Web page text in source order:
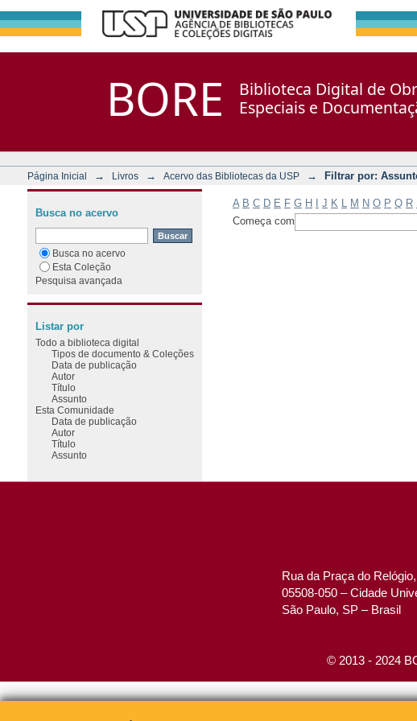
BORE
Biblioteca Digital de
Especiais e
Página Inicial → Livros → Acervo das Bibliotecas da USP → Filtrar por:
A B C D E F G H J K M N O P Q R
Começa com
Busca no acervo
Busca no acervo
Esta Coleção
Pesquisa avançada
Listar por
Todo a biblioteca digital
Tipos de documento & Coleções
Data de publicação
Autor
Título
Assunto
Esta Comunidade
Data de publicação
Autor
Título
Assunto
Rua da Praça do
05508-050 – Cidade
São Paulo, SP – Brasil
© 2013 - 2024